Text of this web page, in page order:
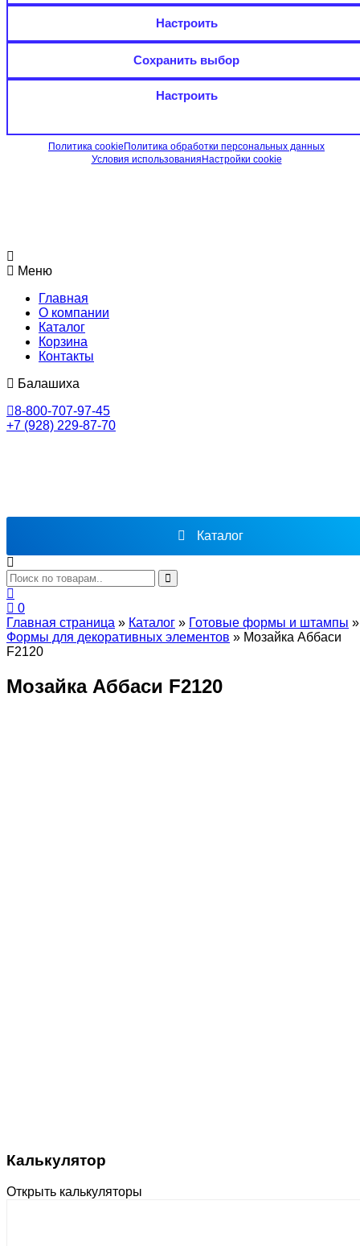
Настроить
Сохранить выбор
Настроить
Политика cookieПолитика обработки персональных данных
Условия использованияНастройки cookie
Меню
Главная
О компании
Каталог
Корзина
Контакты
Балашиха
8-800-707-97-45
+7 (928) 229-87-70
Каталог
0
Главная страница » Каталог » Готовые формы и штампы »
Формы для декоративных элементов » Мозайка Аббаси
F2120
Мозайка Аббаси F2120
Калькулятор
Открыть калькуляторы